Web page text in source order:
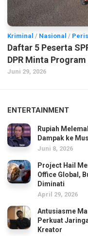
Kriminal / Nasional /
Daftar 5 Peserta
DPR Minta
Juni 29, 2026
ENTERTAINMENT
Rupiah
Dampak ke
Juni 8, 2026
Project Hail
Office Global,
Diminati
April 29, 2026
Antusiasme
Perkuat
Kreator